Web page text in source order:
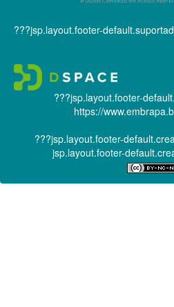
???jsp.layout.footer-
???jsp.layout.footer-
https://
???jsp.layout.footer-
jsp.layout.footer-